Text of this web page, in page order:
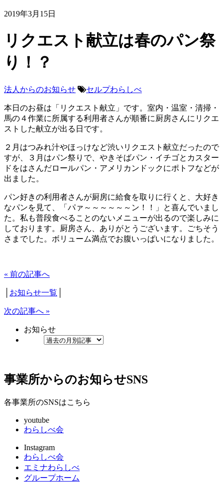
2019年3月15日
リクエスト献立は春のパン祭
り！？
法人からのお知らせ セルプわらしべ
本日のお昼は「リクエスト献立」です。室内・温室・清掃・
馬の４作業に所属する利用者さんが順番に厨房さんにリクエ
ストした献立が出る日です。
２月はつみれ汁やほっけなど渋いリクエスト献立だったので
すが、３月はパン祭りで、やきそばパン・イチゴとカスター
ドをはさんだロールパン・アメリカンドックにポトフなどが
出ました。
パン好きの利用者さんが厨房に給食を取りに行くと、大好き
なパンを見て、「パァ～～～～～～ン！！」と喜んでいまし
た。私も普段食べることのないメニューが出るので楽しみに
しております。厨房さん、ありがとうございます。ごちそう
さまでした。ボリューム満点でお腹いっぱいになりました。
« 前の記事へ
お知らせ一覧
次の記事へ »
お知らせ
事業所からのお知らせSNS
各事業所のSNSはこちら
youtube
わらしべ会
Instagram
わらしべ会
エミナわらしべ
グループホーム